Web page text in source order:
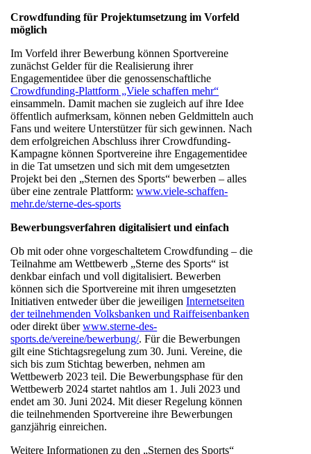
Crowdfunding für Projektumsetzung im Vorfeld
möglich
Im Vorfeld ihrer Bewerbung können Sportvereine
zunächst Gelder für die Realisierung ihrer
Engagementidee über die genossenschaftliche
Crowdfunding-Plattform „Viele schaffen mehr“
einsammeln. Damit machen sie zugleich auf ihre Idee
öffentlich aufmerksam, können neben Geldmitteln auch
Fans und weitere Unterstützer für sich gewinnen. Nach
dem erfolgreichen Abschluss ihrer Crowdfunding-
Kampagne können Sportvereine ihre Engagementidee
in die Tat umsetzen und sich mit dem umgesetzten
Projekt bei den „Sternen des Sports“ bewerben – alles
über eine zentrale Plattform:www.viele-schaffen-
mehr.de/sterne-des-sports
Bewerbungsverfahren digitalisiert und einfach
Ob mit oder ohne vorgeschaltetem Crowdfunding – die
Teilnahme am Wettbewerb „Sterne des Sports“ ist
denkbar einfach und voll digitalisiert. Bewerben
können sich die Sportvereine mit ihren umgesetzten
Initiativen entweder über die jeweiligenInternetseiten
der teilnehmenden Volksbanken und Raiffeisenbanken
oder direkt überwww.sterne-des-
sports.de/vereine/bewerbung/. Für die Bewerbungen
gilt eine Stichtagsregelung zum 30. Juni. Vereine, die
sich bis zum Stichtag bewerben, nehmen am
Wettbewerb 2023 teil. Die Bewerbungsphase für den
Wettbewerb 2024 startet nahtlos am 1. Juli 2023 und
endet am 30. Juni 2024. Mit dieser Regelung können
die teilnehmenden Sportvereine ihre Bewerbungen
ganzjährig einreichen.
Weitere Informationen zu den „Sternen des Sports“